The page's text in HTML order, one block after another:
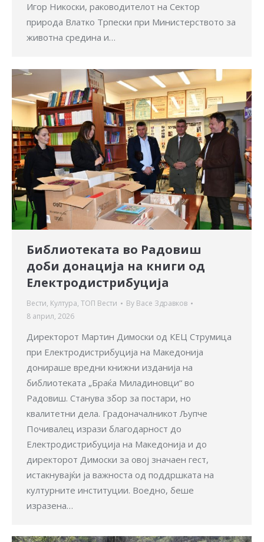
Игор Никоски, раководителот на Сектор
природа Влатко Трпески при Министерството за
животна средина и…
Библиотеката во Радовиш
доби донација на книги од
Електродистрибуција
Вести, Култура, ТОП Вести By Васе Здравков
8 април, 2026
Директорот Мартин Димоски од КЕЦ Струмица
при Електродистрибуција на Македонија
донираше вредни книжни изданија на
библиотеката „Браќа Миладиновци“ во
Радовиш. Станува збор за постари, но
квалитетни дела. Градоначалникот Љупче
Почивалец изрази благодарност до
Електродистрибуција на Македонија и до
директорот Димоски за овој значаен гест,
истакнувајќи ја важноста од поддршката на
културните институции. Воедно, беше
изразена…